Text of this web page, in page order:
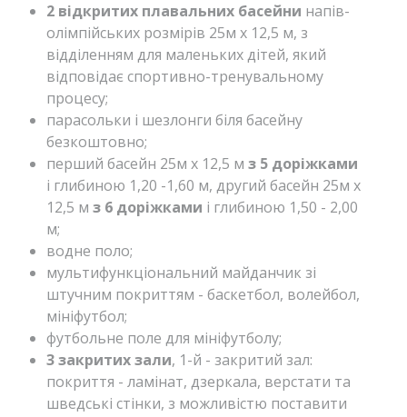
2 відкритих плавальних басейни напів-
олімпійських розмірів 25м x 12,5 м, з
відділенням для маленьких дітей, який
відповідає спортивно-тренувальному
процесу;
парасольки і шезлонги біля басейну
безкоштовно;
перший басейн 25м x 12,5 м з 5 доріжками
і глибиною 1,20 -1,60 м, другий басейн 25м x
12,5 м з 6 доріжками і глибиною 1,50 - 2,00
м;
водне поло;
мультифункціональний майданчик зі
штучним покриттям - баскетбол, волейбол,
мініфутбол;
футбольне поле для мініфутболу;
3 закритих зали, 1-й - закритий зал:
покриття - ламінат, дзеркала, верстати та
шведські стінки, з можливістю поставити